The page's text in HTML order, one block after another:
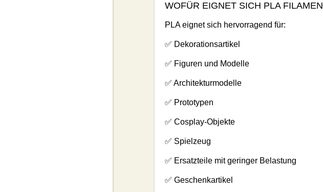
WOFÜR EIGNET SICH PLA
PLA eignet sich hervorragend für:
✅ Dekorationsartikel
✅ Figuren und Modelle
✅ Architekturmodelle
✅ Prototypen
✅ Cosplay-Objekte
✅ Spielzeug
✅ Ersatzteile mit geringer Belastung
✅ Geschenkartikel